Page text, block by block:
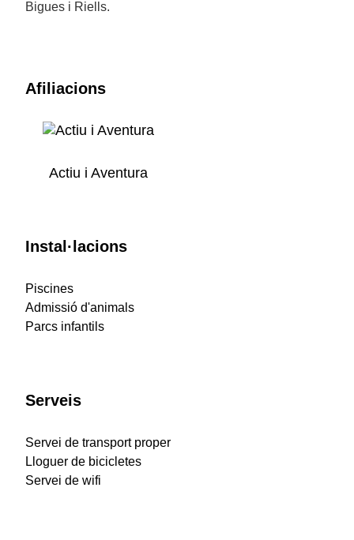
Bigues i Riells.
Afiliacions
Actiu i Aventura
Instal·lacions
Piscines
Admissió d'animals
Parcs infantils
Serveis
Servei de transport proper
Lloguer de bicicletes
Servei de wifi